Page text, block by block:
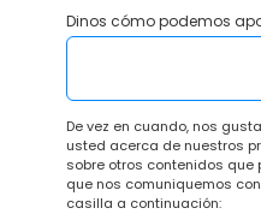
Dinos cómo podemos
De vez en cuando, nos
usted acerca de nuestros
sobre otros contenidos que
que nos comuniquemos
casilla a continuación: